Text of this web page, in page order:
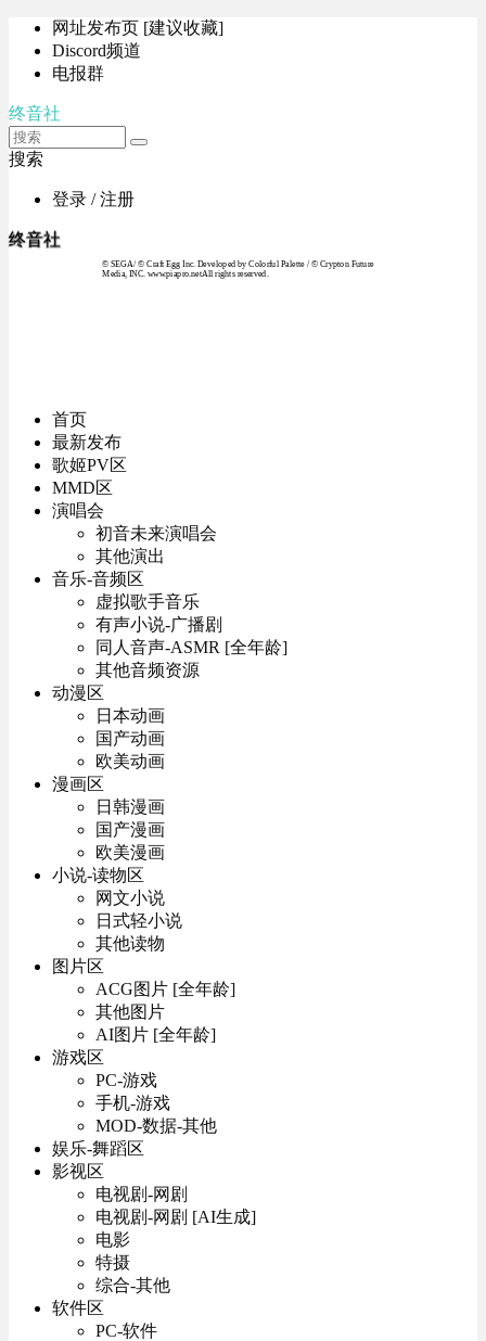
网址发布页 [建议收藏]
Discord频道
电报群
终音社
搜索
登录 / 注册
终音社
© SEGA / © Craft Egg Inc. Developed by Colorful Palette / © Crypton Future
Media, INC. www.piapro.netAll rights reserved.
首页
最新发布
歌姬PV区
MMD区
演唱会
初音未来演唱会
其他演出
音乐-音频区
虚拟歌手音乐
有声小说-广播剧
同人音声-ASMR [全年龄]
其他音频资源
动漫区
日本动画
国产动画
欧美动画
漫画区
日韩漫画
国产漫画
欧美漫画
小说-读物区
网文小说
日式轻小说
其他读物
图片区
ACG图片 [全年龄]
其他图片
AI图片 [全年龄]
游戏区
PC-游戏
手机-游戏
MOD-数据-其他
娱乐-舞蹈区
影视区
电视剧-网剧
电视剧-网剧 [AI生成]
电影
特摄
综合-其他
软件区
PC-软件